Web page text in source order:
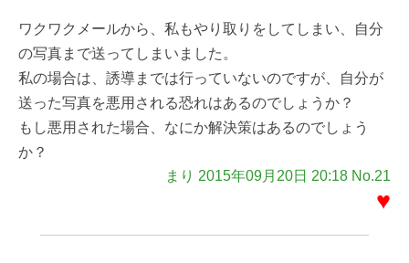
ワクワクメールから、私もやり取りをしてしまい、自分
の写真まで送ってしまいました。
私の場合は、誘導までは行っていないのですが、自分が
送った写真を悪用される恐れはあるのでしょうか？
もし悪用された場合、なにか解決策はあるのでしょう
か？
まり 2015年09月20日 20:18 No.21
♥